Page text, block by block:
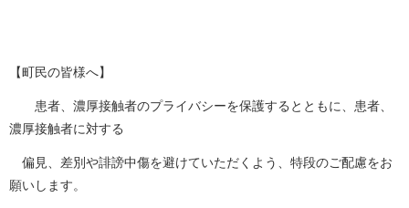
【町民の皆様へ】
患者、濃厚接触者のプライバシーを保護するとともに、患者、
濃厚接触者に対する
偏見、差別や誹謗中傷を避けていただくよう、特段のご配慮をお
願いします。